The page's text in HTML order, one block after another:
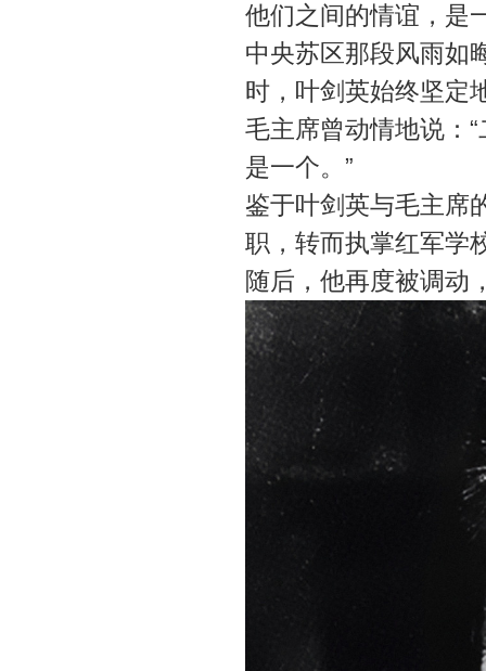
他们之间的情谊，是
中央苏区那段风雨如
时，叶剑英始终坚定
毛主席曾动情地说：
是一个。”
鉴于叶剑英与毛主席
职，转而执掌红军学
随后，他再度被调动